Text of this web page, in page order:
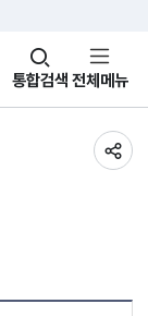
통합검색
창
열기 전체메뉴